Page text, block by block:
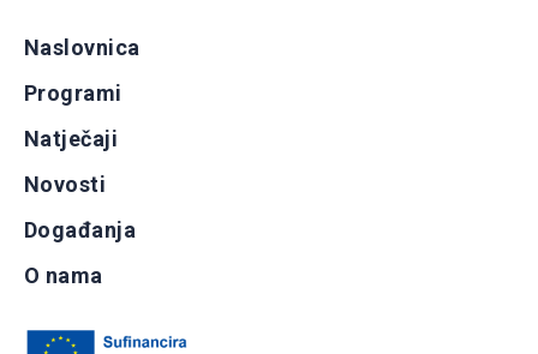
Naslovnica
Programi
Natječaji
Novosti
Događanja
O nama